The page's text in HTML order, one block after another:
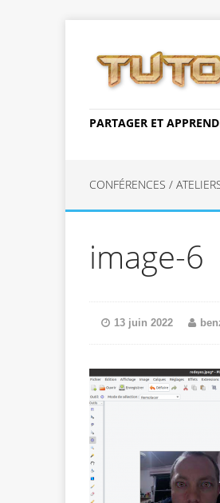
PARTAGER ET
CONFÉRENCES /
image-6
13 juin 2022